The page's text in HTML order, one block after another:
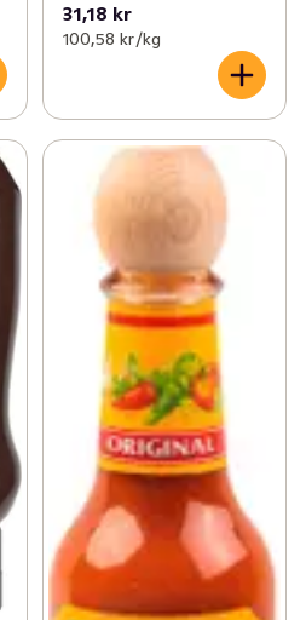
31,18 kr
100,58 kr /kg